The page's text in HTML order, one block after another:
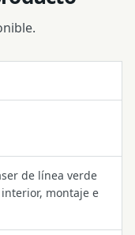
de línea verde
montaje e